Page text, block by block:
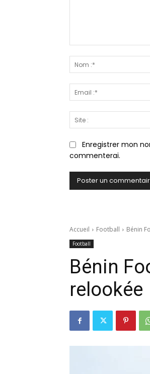
Enregistrer mon
commenterai.